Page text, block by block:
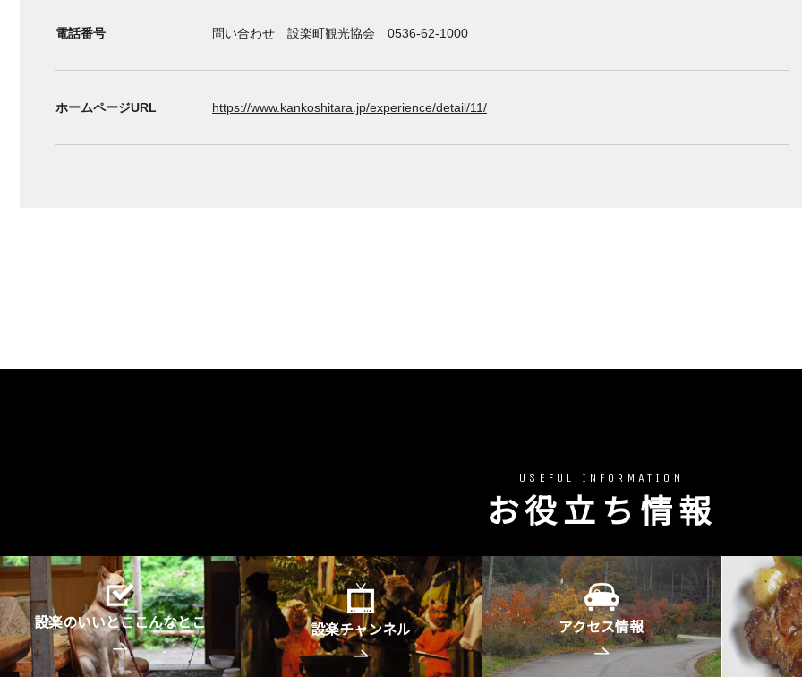
電話番号 問い合わせ 設楽町観光協会 0536-62-1000
ホームページURL https://www.kankoshitara.jp/experience/detail/11/
USEFUL INFORMATION
お役立ち情報
設楽のいいとここんなとこ 設楽チャンネル アクセス情報